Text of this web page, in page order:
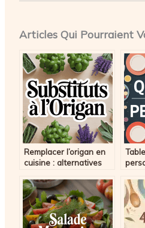
Articles Qui Pourraient
Remplacer l’origan en
cuisine : alternatives
efficaces
vos